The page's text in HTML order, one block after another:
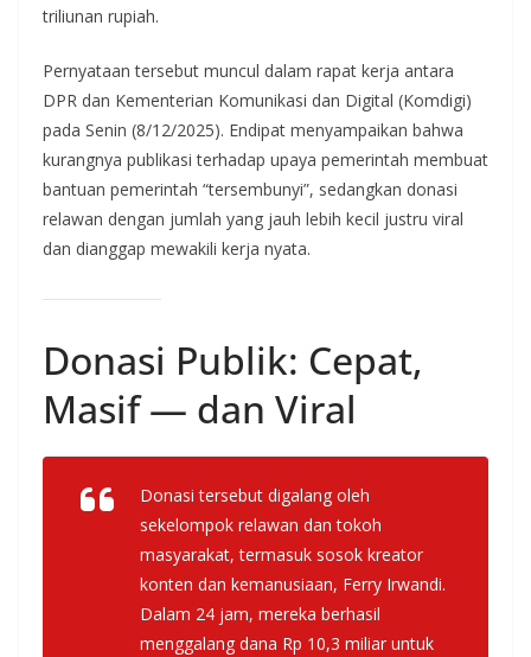
triliunan rupiah.
Pernyataan tersebut muncul dalam rapat kerja antara
DPR dan Kementerian Komunikasi dan Digital (Komdigi)
pada Senin (8/12/2025). Endipat menyampaikan bahwa
kurangnya publikasi terhadap upaya pemerintah membuat
bantuan pemerintah “tersembunyi”, sedangkan donasi
relawan dengan jumlah yang jauh lebih kecil justru viral
dan dianggap mewakili kerja nyata.
Donasi Publik: Cepat,
Masif — dan Viral
Donasi tersebut digalang oleh
sekelompok relawan dan tokoh
masyarakat, termasuk sosok kreator
konten dan kemanusiaan, Ferry Irwandi.
Dalam 24 jam, mereka berhasil
menggalang dana Rp 10,3 miliar untuk